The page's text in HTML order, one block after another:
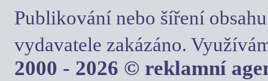
Publikování nebo šíření
vydavatele zakázáno.
2000 - 2026 © reklamní